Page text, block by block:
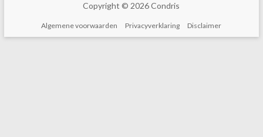
Copyright © 2026 Condris
Algemene voorwaarden Privacyverklaring Disclaimer